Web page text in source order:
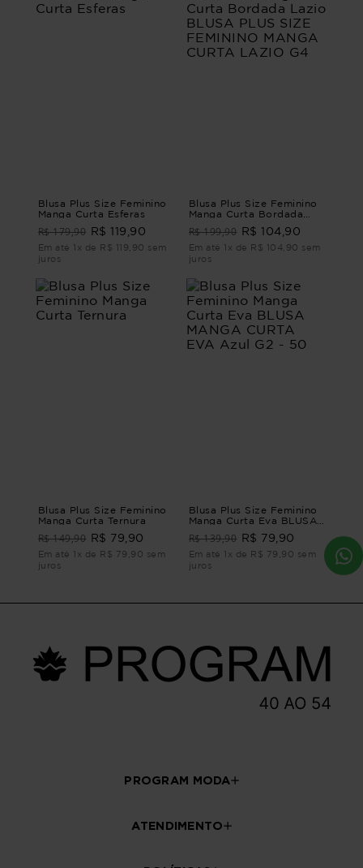
Blusa Plus Size Feminino
Manga Curta Esferas
R$ 179,90 R$ 119,90
Em até 1x de R$ 119,90 sem
juros
Blusa Plus Size Feminino
Manga Curta Bordada
FEMININO MANGA CURTA
LAZIO G4
R$ 199,90 R$ 104,90
Em até 1x de R$ 104,90 sem
juros
Blusa Plus Size Feminino
Manga Curta Ternura
R$ 149,90 R$ 79,90
Em até 1x de R$ 79,90 sem
juros
Blusa Plus Size Feminino
Manga Curta Eva BLUSA
G2 - 50
R$ 139,90 R$ 79,90
Em até 1x de R$ 79,90 sem
juros